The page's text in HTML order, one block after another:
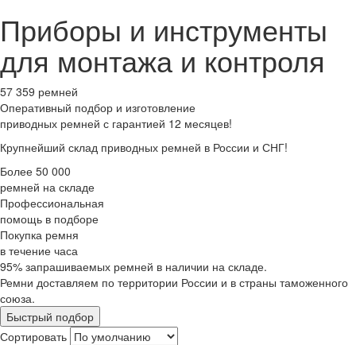
Приборы и инструменты
для монтажа и контроля
57 359 ремней
Оперативный подбор и изготовление
приводных ремней с гарантией 12 месяцев!
Крупнейший склад приводных ремней в России и СНГ!
Более 50 000
ремней на складе
Профессиональная
помощь в подборе
Покупка ремня
в течение часа
95% запрашиваемых ремней в наличии на складе.
Ремни доставляем по территории России и в страны таможенного
союза.
Быстрый подбор
Сортировать